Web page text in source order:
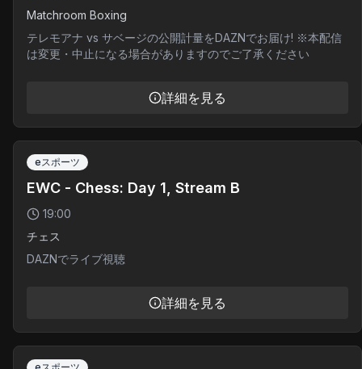
Matchroom Boxing
テレモアナ vs サベージの公開計量をDAZNでお届け! ※本配信
は変更・中止になる場合がありますのでご了承ください
詳細を見る
eスポーツ
EWC - Chess: Day 1, Stream B
19:00
チェス
DAZNでライブ視聴
詳細を見る